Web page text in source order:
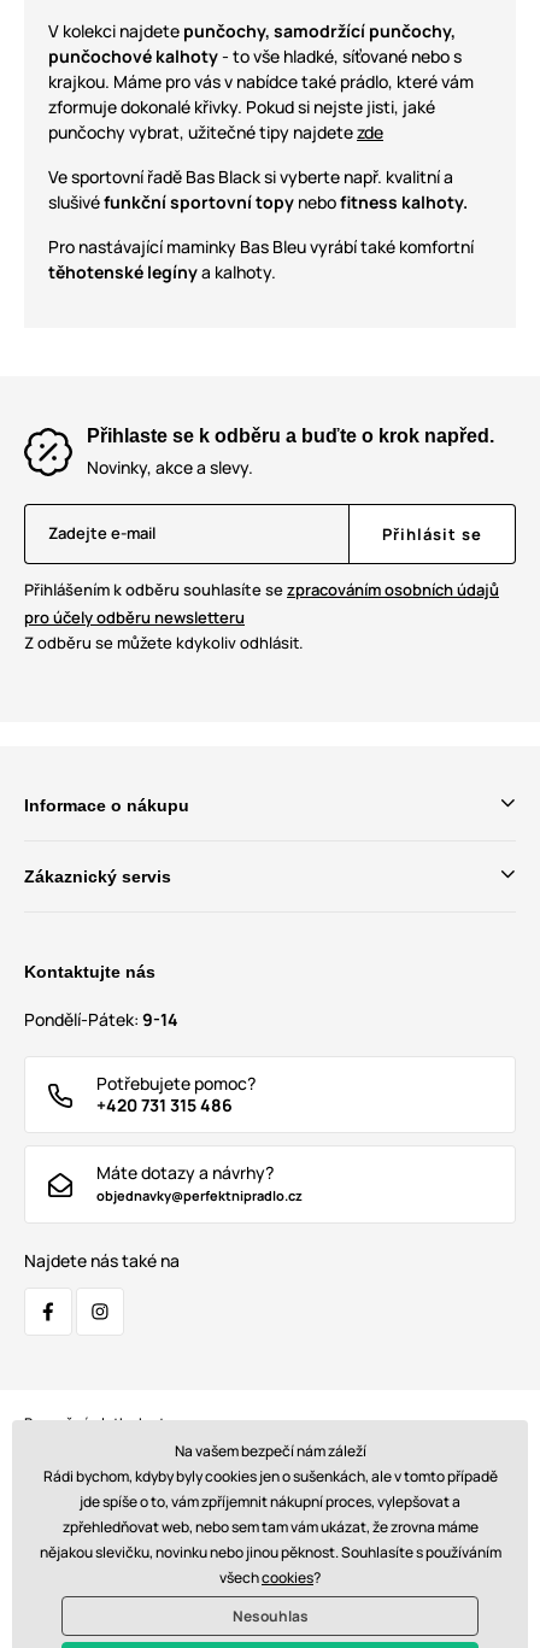
V kolekci najdete punčochy, samodržící punčochy,
punčochové kalhoty- to vše hladké, síťované nebo s
krajkou. Máme pro vás v nabídce také prádlo, které vám
zformuje dokonalé křivky. Pokud si nejste jisti, jaké
punčochy vybrat, užitečné tipy najdetezde
Ve sportovní řadě Bas Black si vyberte např. kvalitní a
slušivéfunkční sportovní topy nebofitness kalhoty.
Pro nastávající maminky Bas Bleu vyrábí také komfortní
těhotenské legínya kalhoty.
Přihlaste se k odběru a buďte o krok napřed.
Novinky, akce a slevy.
Zadejte e-mail Přihlásit se
Přihlášením k odběru souhlasíte sezpracováním osobních údajů
pro účely odběru newsletteru
Z odběru se můžete kdykoliv odhlásit.
Informace o nákupu
Zákaznický servis
Kontaktujte nás
Pondělí-Pátek: 9-14
Potřebujete pomoc?
+420 731 315 486
Máte dotazy a návrhy?
objednavky@perfektnipradlo.cz
Najdete nás také na
Bezpečná platba kartou:
Doprava:
Na vašem bezpečí nám záleží
Rádi bychom, kdyby byly cookies jen o sušenkách, ale v tomto případě
jde spíše o to, vám zpříjemnit nákupní proces, vylepšovat a
zpřehledňovat web, nebo sem tam vám ukázat, že zrovna máme
nějakou slevičku, novinku nebo jinou pěknost. Souhlasíte s používáním
všechcookies?
Nesouhlas